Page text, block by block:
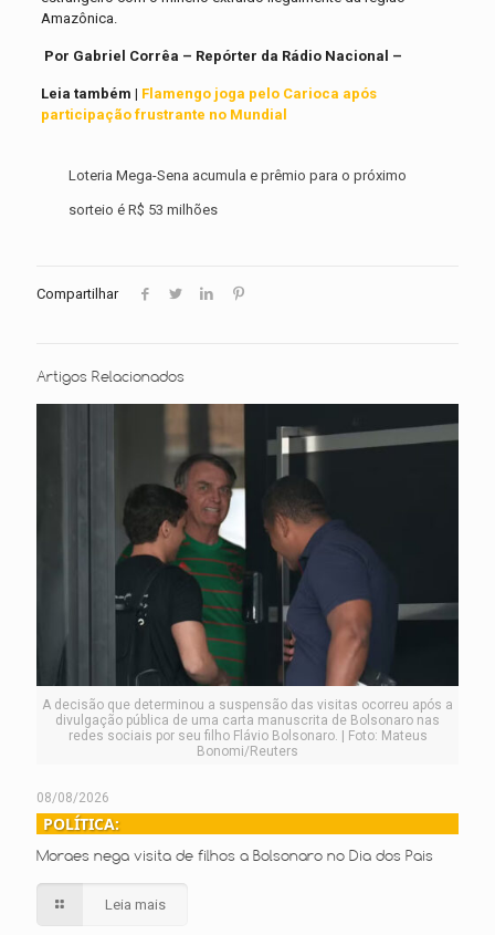
Amazônica.
Por Gabriel Corrêa – Repórter da Rádio Nacional –
Leia também | Flamengo joga pelo Carioca após
participação frustrante no Mundial
Loteria Mega-Sena acumula e prêmio para o próximo
sorteio é R$ 53 milhões
Compartilhar
Artigos Relacionados
A decisão que determinou a suspensão das visitas ocorreu após a
divulgação pública de uma carta manuscrita de Bolsonaro nas
redes sociais por seu filho Flávio Bolsonaro. | Foto: Mateus
Bonomi/Reuters
08/08/2026
POLÍTICA:
Moraes nega visita de filhos a Bolsonaro no Dia dos Pais
Leia mais